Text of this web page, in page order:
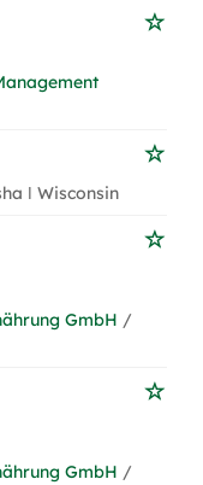
ǀ Wisconsin
GmbH /
GmbH /